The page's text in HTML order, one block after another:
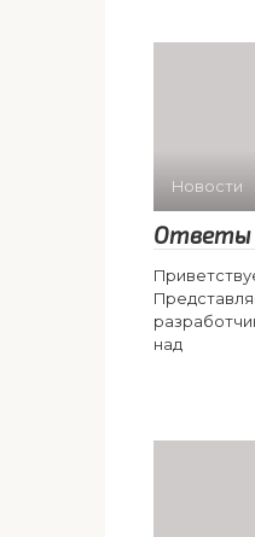
Новости
Ответы
над